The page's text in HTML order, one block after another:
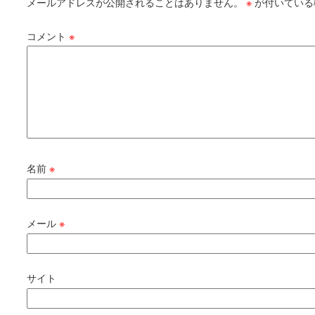
コメント ※
名前※
メール※
サイト